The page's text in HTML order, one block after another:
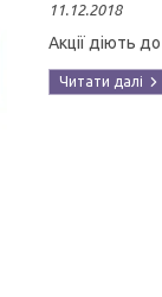
11.12.2018
Акції діють